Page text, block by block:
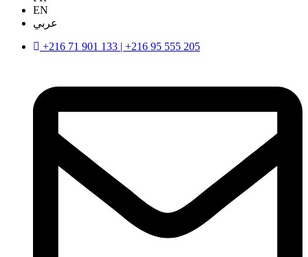
EN
عربي
+216 71 901 133 | +216 95 555 205